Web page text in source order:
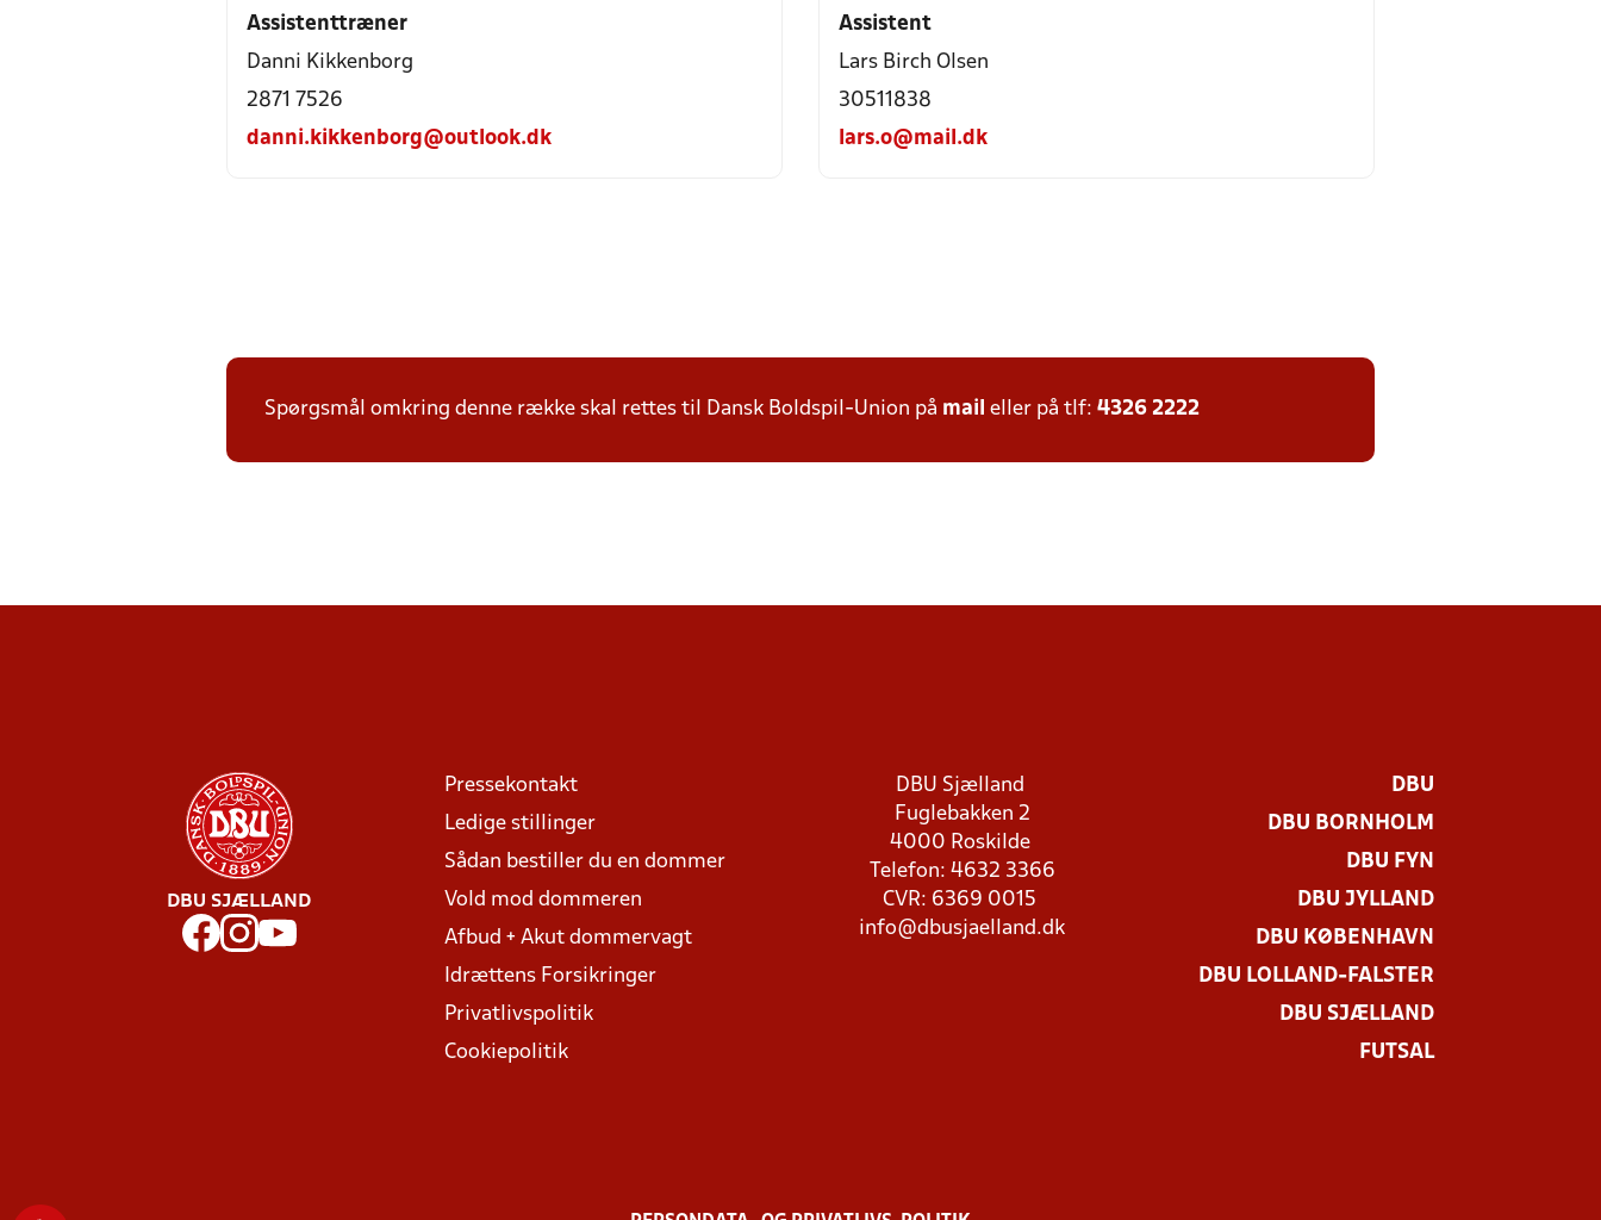
Assistenttræner
Danni Kikkenborg
2871 7526
danni.kikkenborg@outlook.dk
Assistent
Lars Birch Olsen
30511838
lars.o@mail.dk
Spørgsmål omkring denne række skal rettes til Dansk Boldspil-Union på mail eller på tlf: 4326 2222
DBU SJÆLLAND
Pressekontakt
Ledige stillinger
Sådan bestiller du en dommer
Vold mod dommeren
Afbud + Akut dommervagt
Idrættens Forsikringer
Privatlivspolitik
Cookiepolitik
DBU Sjælland
Fuglebakken 2
4000 Roskilde
Telefon: 4632 3366
CVR: 6369 0015
info@dbusjaelland.dk
DBU
DBU BORNHOLM
DBU FYN
DBU JYLLAND
DBU KØBENHAVN
DBU LOLLAND-FALSTER
DBU SJÆLLAND
FUTSAL